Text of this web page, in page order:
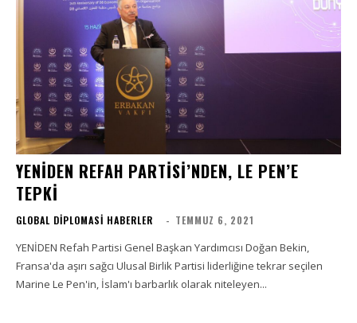
YENIDEN REFAH PARTISI’NDEN, LE PEN’E
TEPKI
GLOBAL DIPLOMASI HABERLER - TEMMUZ 6, 2021
YENİDEN Refah Partisi Genel Başkan Yardımcısı Doğan Bekin,
Fransa'da aşırı sağcı Ulusal Birlik Partisi liderliğine tekrar seçilen
Marine Le Pen'in, İslam'ı barbarlık olarak niteleyen...